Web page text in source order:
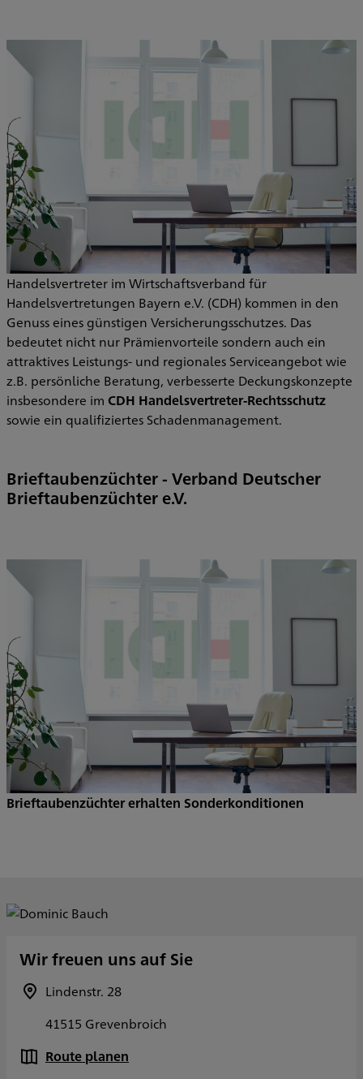
Handelsvertreter im Wirtschaftsverband für
Handelsvertretungen Bayern e.V. (CDH) kommen in den
Genuss eines günstigen Versicherungsschutzes. Das
bedeutet nicht nur Prämienvorteile sondern auch ein
attraktives Leistungs- und regionales Serviceangebot wie
z.B. persönliche Beratung, verbesserte Deckungskonzepte
insbesondere im CDH Handelsvertreter-Rechtsschutz
sowie ein qualifiziertes Schadenmanagement.
Brieftaubenzüchter - Verband Deutscher
Brieftaubenzüchter e.V.
Brieftaubenzüchter erhalten Sonderkonditionen
Wir freuen uns auf Sie
Lindenstr. 28
41515 Grevenbroich
Route planen